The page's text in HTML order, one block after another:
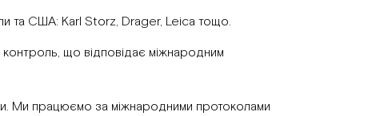
та США: Karl Storz, Drager, Leica тощо.
що відповідає міжнародним
Ми працюємо за міжнародними протоколами